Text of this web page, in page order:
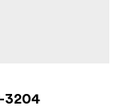
3204